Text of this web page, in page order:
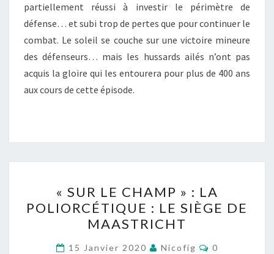
partiellement réussi à investir le périmètre de
défense… et subi trop de pertes que pour continuer le
combat. Le soleil se couche sur une victoire mineure
des défenseurs… mais les hussards ailés n’ont pas
acquis la gloire qui les entourera pour plus de 400 ans
aux cours de cette épisode.
LE
CHAMP »
LA
« SUR LE CHAMP » : LA
POLIORCÉTIQUE : LE SIÈGE DE
MAASTRICHT
15 Janvier 2020 Nicofig
0